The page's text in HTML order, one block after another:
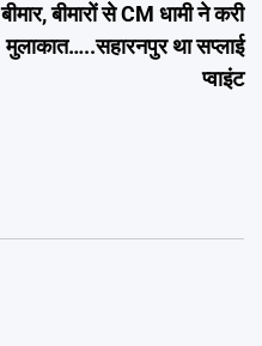
बीमार, बीमारों से CM धामी ने करी
मुलाकात…..सहारनपुर था सप्लाई
प्वाइंट